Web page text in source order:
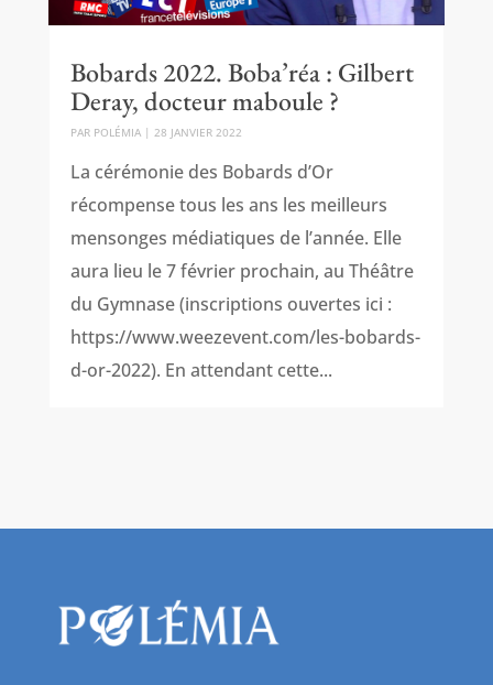
Bobards 2022. Boba’réa : Gilbert
Deray, docteur maboule ?
PAR POLÉMIA| 28 JANVIER 2022
La cérémonie des Bobards d’Or
récompense tous les ans les meilleurs
mensonges médiatiques de l’année. Elle
aura lieu le 7 février prochain, au Théâtre
du Gymnase (inscriptions ouvertes ici :
https://www.weezevent.com/les-bobards-
d-or-2022). En attendant cette...